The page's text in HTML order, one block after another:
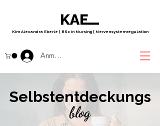
Kim Alexandra Eberle | BSc in Nursing | Nervensystemregulation
Anmelden
Selbstentdeckungs
blog